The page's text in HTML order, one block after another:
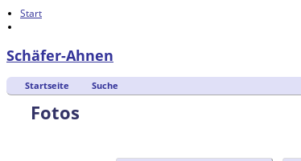
Start
Schäfer-Ahnen
Startseite Suche
Fotos